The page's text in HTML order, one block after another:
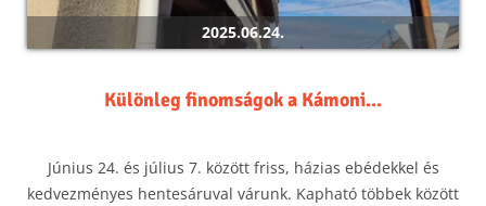
2025.06.24.
Különleg finomságok a Kámoni...
Június 24. és július 7. között friss, házias ebédekkel és
kedvezményes hentesáruval várunk. Kapható többek között